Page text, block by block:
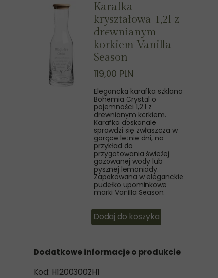
Dodaj do koszyka
Elegancka karafka szklana
Bohemia Crystal o
pojemności 1,2 l z
drewnianym korkiem.
Karafka doskonale
sprawdzi się zwłaszcza w
gorące letnie dni, na
przykład do
przygotowania świeżej
gazowanej wody lub
pysznej lemoniady.
Zapakowana w eleganckie
pudełko upominkowe
marki Vanilla Season.
119,00 PLN
Karafka
kryształowa 1,2l z
drewnianym
korkiem Vanilla
Season
Dodatkowe informacje o produkcie
Kod: H1200300ZH1